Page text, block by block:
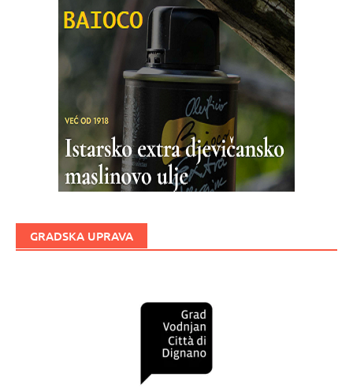
GRADSKA UPRAVA